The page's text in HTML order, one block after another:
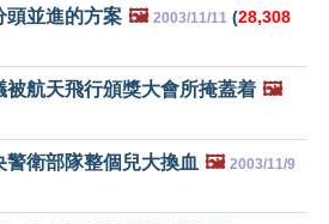
頭並進的方案 🖼️ 2003/11/11 (28,308
航天飛行頒獎大會所掩蓋着 🖼️
衛部隊整個兒大換血 🖼️ 2003/11/9